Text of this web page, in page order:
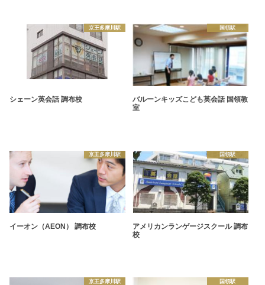
京王多摩川駅
シェーン英会話 調布校
国領駅
バルーンキッズこども英会話 国領教
室
京王多摩川駅
イーオン（AEON） 調布校
国領駅
アメリカンランゲージスクール 調布
校
京王多摩川駅 国領駅